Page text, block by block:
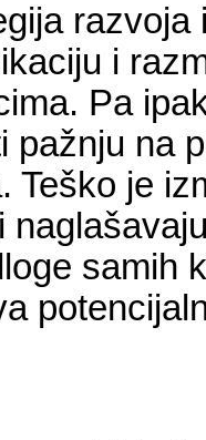
i
Pa
pažnju na
Teško je
samih